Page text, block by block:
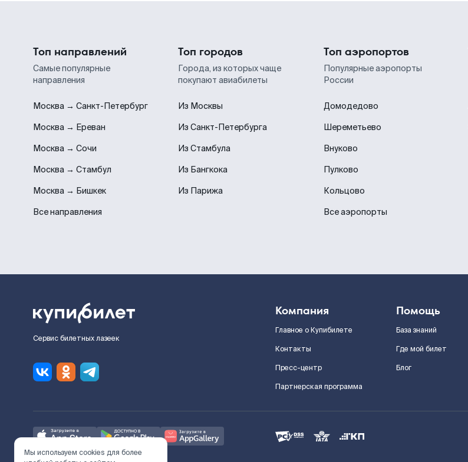
Топ направлений
Самые популярные
направления
Москва → Санкт-Петербург
Москва → Ереван
Москва → Сочи
Москва → Стамбул
Москва → Бишкек
Все направления
Топ городов
Города, из которых чаще
покупают авиабилеты
Из Москвы
Из Санкт-Петербурга
Из Стамбула
Из Бангкока
Из Парижа
Топ аэропортов
Популярные аэропорты
России
Домодедово
Шереметьево
Внуково
Пулково
Кольцово
Все аэропорты
Сервис билетных лазеек
Компания
Главное о Купибилете
Контакты
Пресс-центр
Партнерская программа
Помощь
База знаний
Где мой билет
Блог
Мы используем cookies для более